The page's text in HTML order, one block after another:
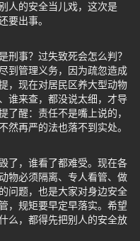
人的安全当儿戏，这次是
要出事。
刑事？过失致死会怎么判？
到管理义务，因为疏忽造成
，现在对居民区养大型动物
谁来查，都没说太细，才导
了醒：责任不是嘴上说的，
然再严的法也落不到实处。
了，谁看了都难受。现在各
物必须隔离、专人看管、做
问题，也是大家对身边安全
，规矩要早定早落实。希望
么，都得先把别人的安全放